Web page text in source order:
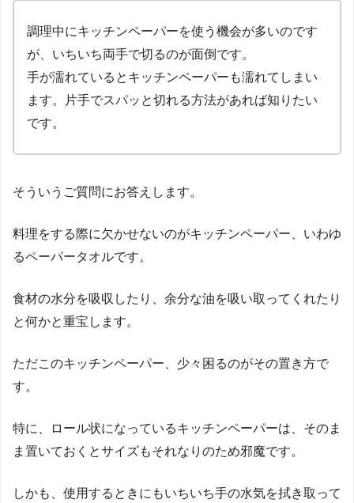
調理中にキッチンペーパーを使う機会が多いのです
が、いちいち両手で切るのが面倒です。
手が濡れているとキッチンペーパーも濡れてしまい
ます。片手でスパッと切れる方法があれば知りたい
です。
そういうご質問にお答えします。
料理をする際に欠かせないのがキッチンペーパー、いわゆ
るペーパータオルです。
食材の水分を吸収したり、余分な油を吸い取ってくれたり
と何かと重宝します。
ただこのキッチンペーパー、少々困るのがその置き方で
す。
特に、ロール状になっているキッチンペーパーは、そのま
ま置いておくとサイズもそれなりのため邪魔です。
しかも、使用するときにもいちいち手の水気を拭き取って